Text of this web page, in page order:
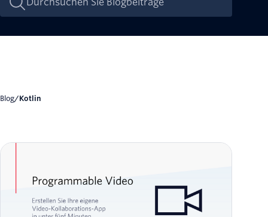
Blog/ Kotlin